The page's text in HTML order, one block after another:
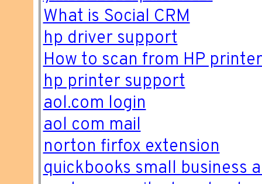
What is Social CRM
hp driver support
How to scan from HP printer
hp printer support
aol.com login
aol com mail
norton firfox extension
quickbooks small business